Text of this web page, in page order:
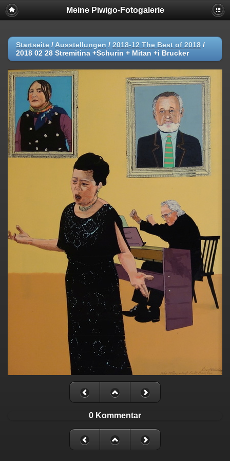
Meine Piwigo-Fotogalerie
Startseite / Ausstellungen / 2018-12 The Best of 2018 /
2018 02 28 Stremitina +Schurin + Mitan +i Brucker
0 Kommentar